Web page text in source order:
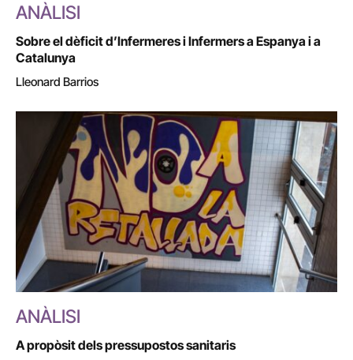
ANÀLISI
Sobre el dèficit d’Infermeres i Infermers a Espanya i a
Catalunya
Lleonard Barrios
ANÀLISI
A propòsit dels pressupostos sanitaris